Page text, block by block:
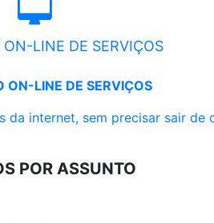
ON-LINE DE SERVIÇOS
ON-LINE DE SERVIÇOS
da internet, sem precisar sair de
POR ASSUNTO